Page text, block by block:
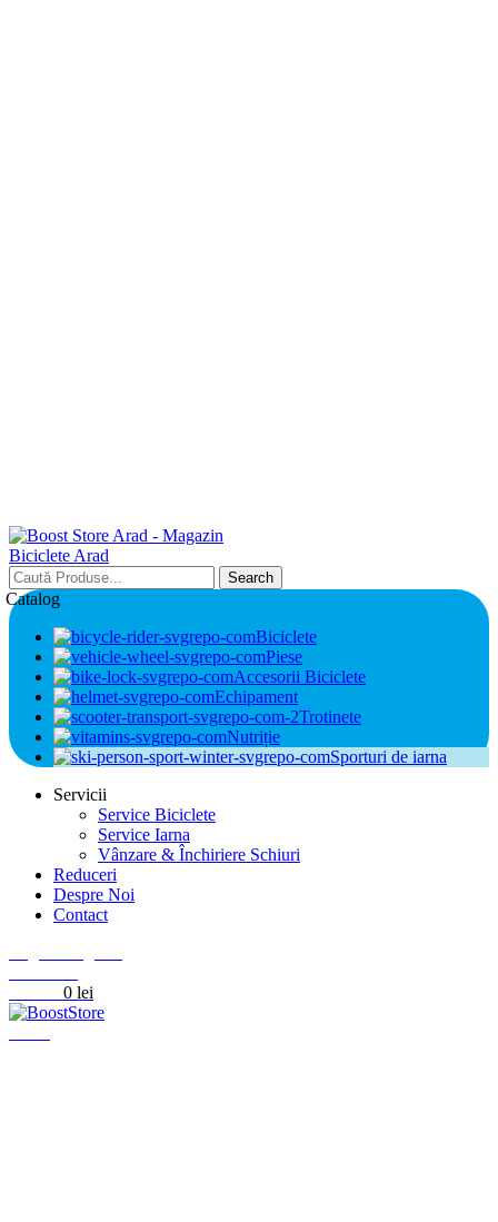
Search
Catalog
Biciclete
Piese
Accesorii Biciclete
Echipament
Trotinete
Nutriție
Sporturi de iarna
Servicii
Service Biciclete
Service Iarna
Vânzare & Închiriere Schiuri
Reduceri
Despre Noi
Contact
0 lei